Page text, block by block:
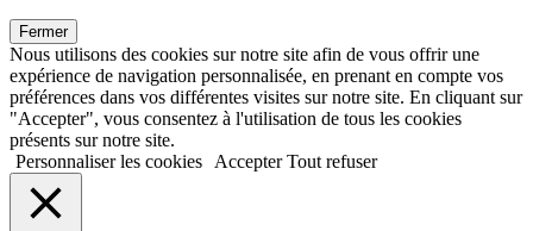
Fermer
Nous utilisons des cookies sur notre site afin de vous offrir une
expérience de navigation personnalisée, en prenant en compte vos
préférences dans vos différentes visites sur notre site. En cliquant sur
"Accepter", vous consentez à l'utilisation de tous les cookies
présents sur notre site.
Personnaliser les cookies
Accepter Tout refuser